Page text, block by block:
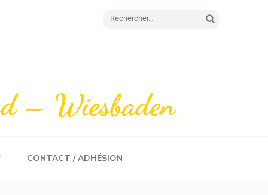
Rechercher :
– Wiesbaden
CONTACT / ADHÉSION